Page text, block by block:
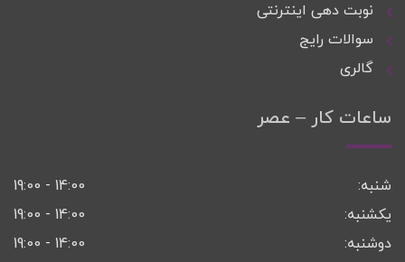
نوبت دهی اینترنتی
سوالات رایج
گالری
ساعات کار – عصر
شنبه:
14:00 - 19:00
یکشنبه:
14:00 - 19:00
دوشنبه:
14:00 - 19:00